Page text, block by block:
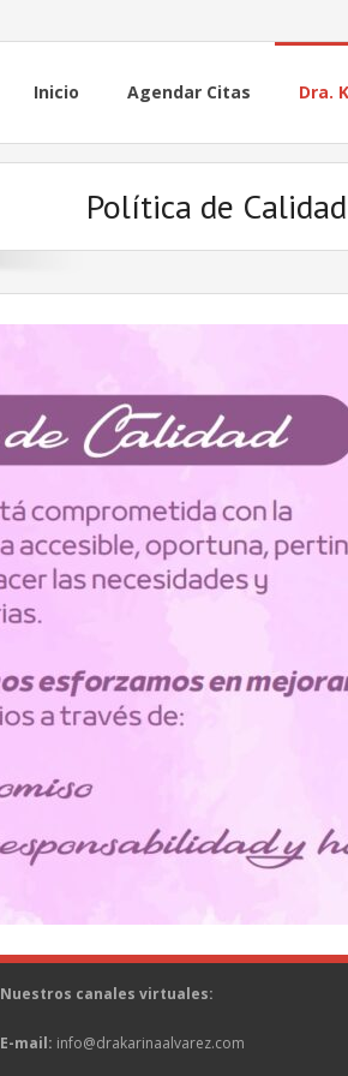
Inicio Agendar Citas Dra.
Política de Calidad
Nuestros canales virtuales:
E-mail: info@drakarinaalvarez.com